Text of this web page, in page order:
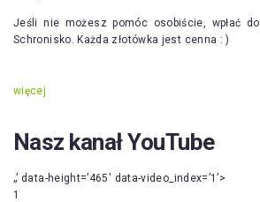
Jeśli nie możesz pomóc osobiście, wpłać
Schronisko. Każda złotówka jest cenna : )
więcej
Nasz kanał YouTube
„’ data-height=’465′ data-video_index=’1’>
1